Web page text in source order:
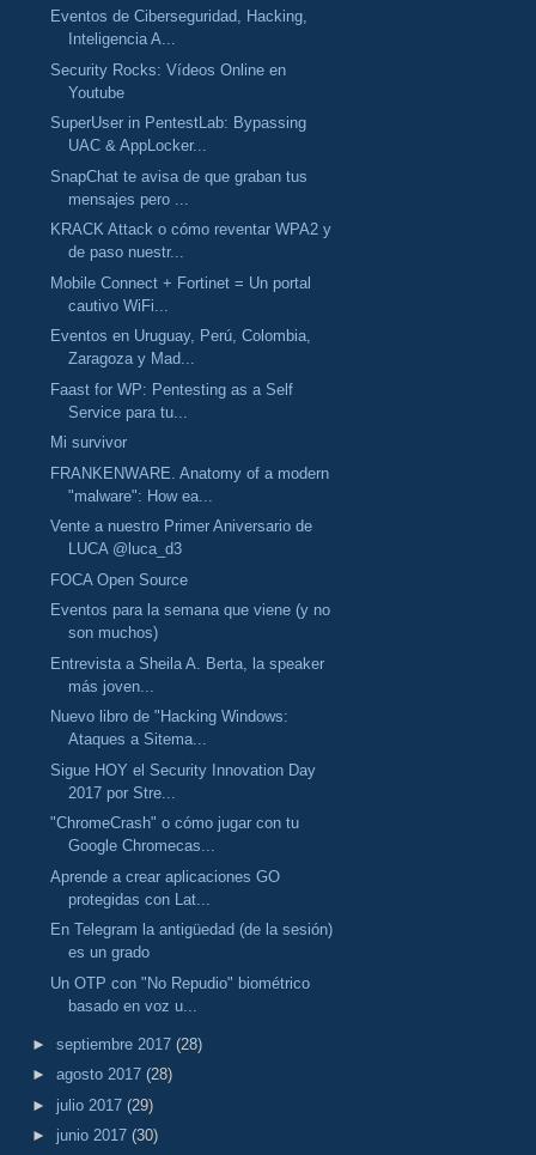
Eventos de Ciberseguridad, Hacking,
Inteligencia A...
Security Rocks: Vídeos Online en
Youtube
SuperUser in PentestLab: Bypassing
UAC & AppLocker...
SnapChat te avisa de que graban tus
mensajes pero ...
KRACK Attack o cómo reventar WPA2 y
de paso nuestr...
Mobile Connect + Fortinet = Un portal
cautivo WiFi...
Eventos en Uruguay, Perú, Colombia,
Zaragoza y Mad...
Faast for WP: Pentesting as a Self
Service para tu...
Mi survivor
FRANKENWARE. Anatomy of a modern
"malware": How ea...
Vente a nuestro Primer Aniversario de
LUCA @luca_d3
FOCA Open Source
Eventos para la semana que viene (y no
son muchos)
Entrevista a Sheila A. Berta, la speaker
más joven...
Nuevo libro de "Hacking Windows:
Ataques a Sitema...
Sigue HOY el Security Innovation Day
2017 por Stre...
"ChromeCrash" o cómo jugar con tu
Google Chromecas...
Aprende a crear aplicaciones GO
protegidas con Lat...
En Telegram la antigüedad (de la sesión)
es un grado
Un OTP con "No Repudio" biométrico
basado en voz u...
► septiembre 2017 (28)
► agosto 2017 (28)
► julio 2017 (29)
► junio 2017 (30)